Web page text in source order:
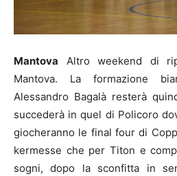
Mantova Altro weekend di
Mantova. La formazione
Alessandro Bagalà resterà
succederà in quel di Policoro
giocheranno le final four di
kermesse che per Titon e
sogni, dopo la sconfitta in